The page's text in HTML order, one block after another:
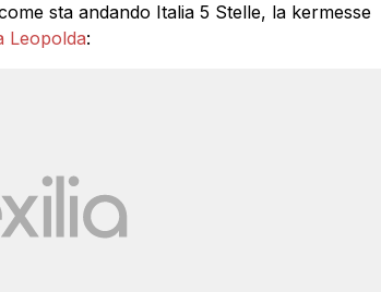
sta andando Italia 5 Stelle, la kermesse
Leopolda: